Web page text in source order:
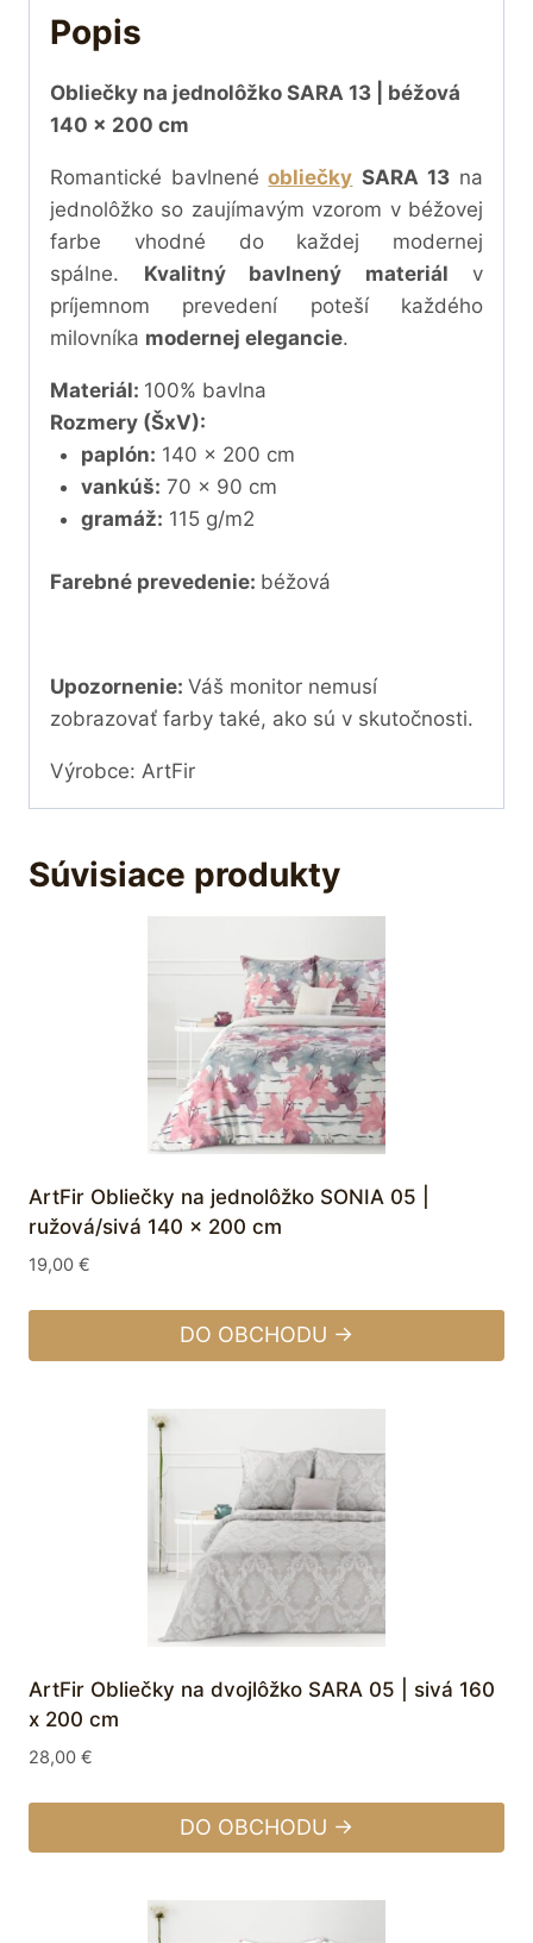
Popis
Obliečky na jednolôžko SARA 13 | béžová
140 x 200 cm
Romantické bavlnené obliečky SARA 13 na
jednolôžko so zaujímavým vzorom v béžovej
farbe vhodné do každej modernej
spálne.
Kvalitný bavlnený materiál
v
príjemnom prevedení poteší každého
milovníka modernej elegancie.
Materiál: 100% bavlna
Rozmery (ŠxV):
paplón: 140 x 200 cm
vankúš: 70 x 90 cm
gramáž: 115 g/m2
Farebné prevedenie: béžová
Upozornenie: Váš monitor nemusí
zobrazovať farby také, ako sú v skutočnosti.
Výrobce: ArtFir
Súvisiace produkty
ArtFir Obliečky na jednolôžko SONIA 05 |
ružová/sivá 140 x 200 cm
19,00 €
DO OBCHODU →
ArtFir Obliečky na dvojlôžko SARA 05 | sivá 160
x 200 cm
28,00 €
DO OBCHODU →